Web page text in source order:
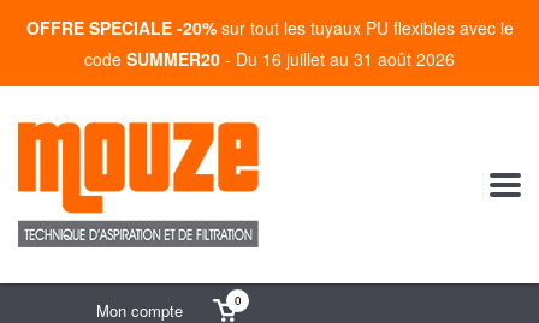
OFFRE SPECIALE -20% sur tout les tuyaux PU flexibles avec le
code SUMMER20 - Du 16 juillet au 31 août 2026
Mon compte 0